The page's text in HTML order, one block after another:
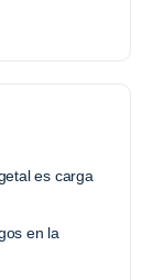
es carga
en la